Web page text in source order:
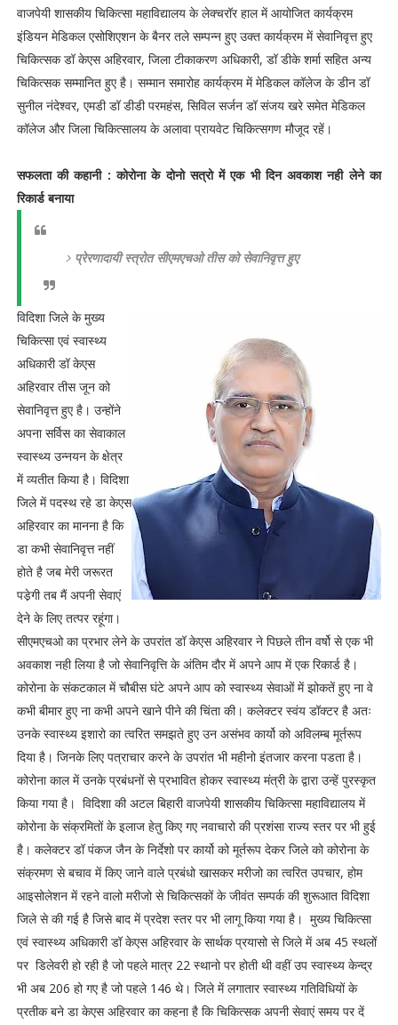
वाजपेयी शासकीय चिकित्सा महाविद्यालय के लेक्चरॉर हाल में आयोजित कार्यक्रम
इंडियन मेडिकल एसोशिएशन के बैनर तले सम्पन्न हुए उक्त कार्यक्रम में सेवानिवृत्त हुए
चिकित्सक डॉ केएस अहिरवार, जिला टीकाकरण अधिकारी, डॉ डीके शर्मा सहित अन्य
चिकित्सक सम्मानित हुए है। सम्मान समारोह कार्यक्रम में मेडिकल कॉलेज के डीन डॉ
सुनील नंदेश्वर, एमडी डॉ डीडी परमहंस, सिविल सर्जन डॉ संजय खरे समेत मेडिकल
कॉलेज और जिला चिकित्सालय के अलावा प्रायवेट चिकित्सगण मौजूद रहें।
सफलता की कहानी : कोरोना के दोनो सत्रो में एक भी दिन अवकाश नही लेने का
रिकार्ड बनाया
प्रेरणादायी स्त्रोत सीएमएचओ तीस को सेवानिवृत्त हुए
विदिशा जिले के मुख्य
चिकित्सा एवं स्वास्थ्य
अधिकारी डॉ केएस
अहिरवार तीस जून को
सेवानिवृत्त हुए है। उन्होंने
अपना सर्विस का सेवाकाल
स्वास्थ्य उन्नयन के क्षेत्र
में व्यतीत किया है। विदिशा
जिले में पदस्थ रहे डा केएस
अहिरवार का मानना है कि
डा कभी सेवानिवृत्त नहीं
होते है जब मेरी जरूरत
पडे़गी तब मैं अपनी सेवाएं
देने के लिए तत्पर रहूंगा।
सीएमएचओ का प्रभार लेने के उपरांत डॉ केएस अहिरवार ने पिछले तीन वर्षो से एक भी
अवकाश नही लिया है जो सेवानिवृत्ति के अंतिम दौर में अपने आप में एक रिकार्ड है।
कोरोना के संकटकाल में चौबीस घंटे अपने आप को स्वास्थ्य सेवाओं में झोकतें हुए ना वे
कभी बीमार हुए ना कभी अपने खाने पीने की चिंता की। कलेक्टर स्वंय डॉक्टर है अतः
उनके स्वास्थ्य इशारो का त्वरित समझते हुए उन असंभव कार्यो को अविलम्ब मूर्तरूप
दिया है। जिनके लिए पत्राचार करने के उपरांत भी महीनो इंतजार करना पडता है।
कोरोना काल में उनके प्रबंधनों से प्रभावित होकर स्वास्थ्य मंत्री के द्वारा उन्हें पुरस्कृत
किया गया है। विदिशा की अटल बिहारी वाजपेयी शासकीय चिकित्सा महाविद्यालय में
कोरोना के संक्रमितों के इलाज हेतु किए गए नवाचारो की प्रशंसा राज्य स्तर पर भी हुई
है। कलेक्टर डॉ पंकज जैन के निर्देशो पर कार्यो को मूर्तरूप देकर जिले को कोरोना के
संक्रमण से बचाव में किए जाने वाले प्रबंधो खासकर मरीजो का त्वरित उपचार, होम
आइसोलेशन में रहने वालो मरीजो से चिकित्सकों के जीवंत सम्पर्क की शुरूआत विदिशा
जिले से की गई है जिसे बाद में प्रदेश स्तर पर भी लागू किया गया है। मुख्य चिकित्सा
एवं स्वास्थ्य अधिकारी डॉ केएस अहिरवार के सार्थक प्रयासो से जिले में अब 45 स्थलों
पर डिलेवरी हो रही है जो पहले मात्र 22 स्थानो पर होती थी वहीं उप स्वास्थ्य केन्द्र
भी अब 206 हो गए है जो पहले 146 थे। जिले में लगातार स्वास्थ्य गतिविधियों के
प्रतीक बने डा केएस अहिरवार का कहना है कि चिकित्सक अपनी सेवाएं समय पर दें